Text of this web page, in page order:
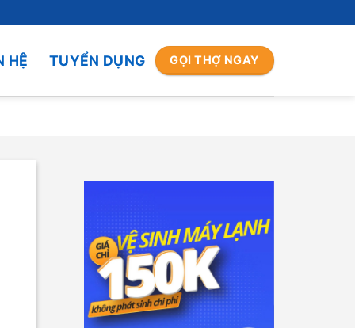
HỆ TUYỂN DỤNG GỌI THỢ NGAY